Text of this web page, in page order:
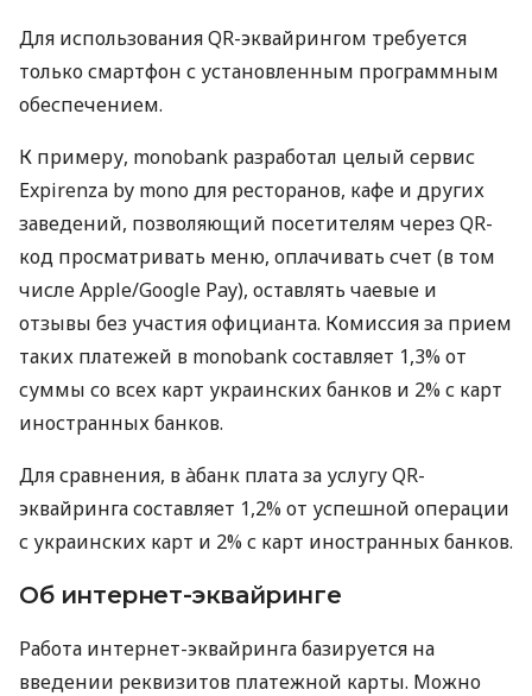
Для использования QR-эквайрингом требуется
только смартфон с установленным программным
обеспечением.
К примеру, monobank разработал целый сервис
Expirenza by mono для ресторанов, кафе и других
заведений, позволяющий посетителям через QR-
код просматривать меню, оплачивать счет (в том
числе Apple/Google Pay), оставлять чаевые и
отзывы без участия официанта. Комиссия за прием
таких платежей в monobank составляет 1,3% от
суммы со всех карт украинских банков и 2% с карт
иностранных банков.
Для сравнения, в àбанк плата за услугу QR-
эквайринга составляет 1,2% от успешной операции
с украинских карт и 2% с карт иностранных банков.
Об интернет-эквайринге
Работа интернет-эквайринга базируется на
введении реквизитов платежной карты. Можно